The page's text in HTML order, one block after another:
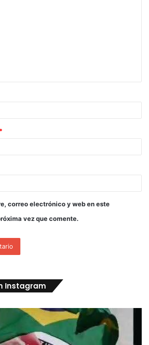
*
correo electrónico y web en este
vez que comente.
Instagram